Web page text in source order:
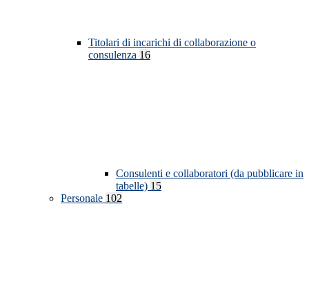
Titolari di incarichi di collaborazione o
consulenza 16
Consulenti e collaboratori (da pubblicare in
tabelle) 15
Personale 102